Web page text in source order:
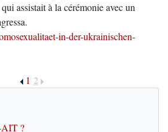
assistait à la cérémonie avec un
in-der-ukrainischen-
1 2
AIT ?